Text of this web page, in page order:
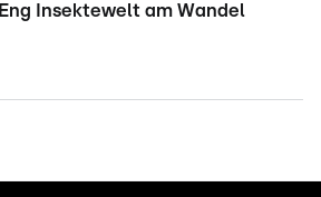
Eng Insektewelt am Wandel